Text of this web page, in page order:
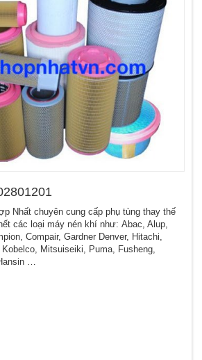
Nhất chuyên cung cấp phụ tùng thay thế
các loại máy nén khí như: Abac, Alup,
Compair, Gardner Denver, Hitachi,
Kobelco, Mitsuiseiki, Puma, Fusheng,
…